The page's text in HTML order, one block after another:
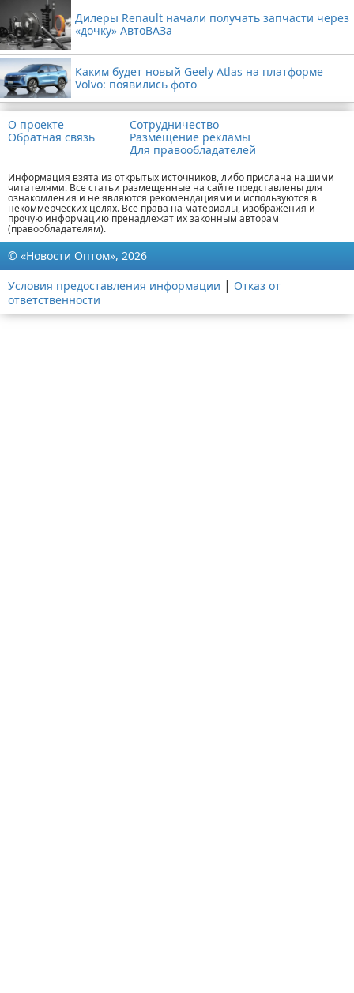
Дилеры Renault начали получать запчасти через
«дочку» АвтоВАЗа
Каким будет новый Geely Atlas на платформе
Volvo: появились фото
О проекте
Обратная связь
Сотрудничество
Размещение рекламы
Для правообладателей
Информация взята из открытых источников, либо прислана нашими
читателями. Все статьи размещенные на сайте представлены для
ознакомления и не являются рекомендациями и используются в
некоммерческих целях. Все права на материалы, изображения и
прочую информацию пренадлежат их законным авторам
(правообладателям).
© «Новости Оптом», 2026
Условия предоставления информации | Отказ от
ответственности